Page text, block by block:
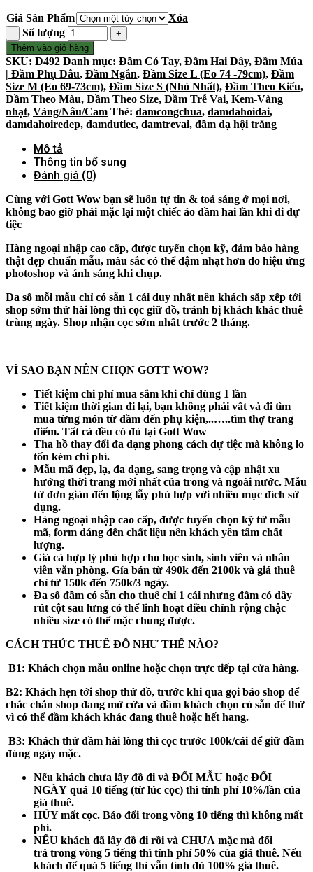
Giá Sản Phẩm
Xóa
Số lượng
Thêm vào giỏ hàng
SKU: D492 Danh mục: Đầm Có Tay, Đầm Hai Dây, Đầm Múa
| Đầm Phụ Dâu, Đầm Ngắn, Đầm Size L (Eo 74 -79cm), Đầm
Size M (Eo 69-73cm), Đầm Size S (Nhỏ Nhất), Đầm Theo Kiểu,
Đầm Theo Màu, Đầm Theo Size, Đầm Trễ Vai, Kem-Vàng
nhạt, Vàng/Nâu/Cam Thẻ: damcongchua, damdahoidai,
damdahoiredep, damdutiec, damtrevai, đầm dạ hội trắng
Mô tả
Thông tin bổ sung
Đánh giá (0)
Cùng với Gott Wow bạn sẽ luôn tự tin & toả sáng ở mọi nơi,
không bao giờ phải mặc lại một chiếc áo đầm hai lần khi đi dự
tiệc
Hàng ngoại nhập cao cấp, được tuyển chọn kỹ, đảm bảo hàng
thật đẹp chuẩn mẫu, màu sắc có thể đậm nhạt hơn do hiệu ứng
photoshop và ánh sáng khi chụp.
Đa số mỗi mẫu chỉ có sẵn 1 cái duy nhất nên khách sắp xếp tới
shop sớm thử hài lòng thì cọc giữ đồ, tránh bị khách khác thuê
trùng ngày. Shop nhận cọc sớm nhất trước 2 tháng.
VÌ SAO BẠN NÊN CHỌN GOTT WOW?
Tiết kiệm chi phí mua sắm khi chỉ dùng 1 lần
Tiết kiệm thời gian đi lại, bạn không phải vất vả đi tìm
mua từng món từ đầm đến phụ kiện,..…..tìm thợ trang
điểm. Tất cả đều có đủ tại Gott Wow
Tha hồ thay đổi đa dạng phong cách dự tiệc mà không lo
tốn kém chi phí.
Mẫu mã đẹp, lạ, đa dạng, sang trọng và cập nhật xu
hướng thời trang mới nhất của trong và ngoài nước. Mẫu
từ đơn giản đến lộng lẫy phù hợp với nhiều mục đích sử
dụng.
Hàng ngoại nhập cao cấp, được tuyển chọn kỹ từ mẫu
mã, form dáng đến chất liệu nên khách yên tâm chất
lượng.
Giá cả hợp lý phù hợp cho học sinh, sinh viên và nhân
viên văn phòng. Gía bán từ 490k đến 2100k và giá thuê
chỉ từ 150k đến 750k/3 ngày.
Đa số đầm có sẵn cho thuê chỉ 1 cái nhưng đầm có dây
rút cột sau lưng có thể linh hoạt điều chỉnh rộng chậc
nhiều size có thể mặc chung được.
CÁCH THỨC THUÊ ĐỒ NHƯ THẾ NÀO?
B1: Khách chọn mẫu online hoặc chọn trực tiếp tại cửa hàng.
B2: Khách hẹn tới shop thử đồ, trước khi qua gọi báo shop để
chắc chắn shop đang mở cửa và đầm khách chọn có sẵn để thử
vì có thể đầm khách khác đang thuê hoặc hết hang.
B3: Khách thử đầm hài lòng thì cọc trước 100k/cái để giữ đầm
đúng ngày mặc.
Nếu khách chưa lấy đồ đi và ĐỔI MẪU hoặc ĐỔI
NGÀY quá 10 tiếng (từ lúc cọc) thì tính phí 10%/lần của
giá thuê.
HỦY mất cọc. Báo đổi trong vòng 10 tiếng thì không mất
phí.
NẾU khách đã lấy đồ đi rồi và CHƯA mặc mà đổi
trả trong vòng 5 tiếng thì tính phí 50% của giá thuê. Nếu
khách đểquá 5 tiếng thì vẫn tính đủ 100% giá thuê.